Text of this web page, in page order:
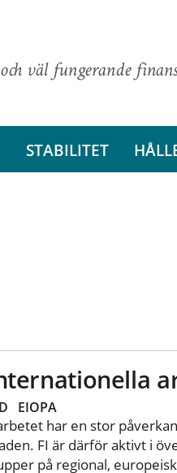
väl fungerande
STABILITET
EIOPA
har en stor
FI är därför aktivt i
på regional,